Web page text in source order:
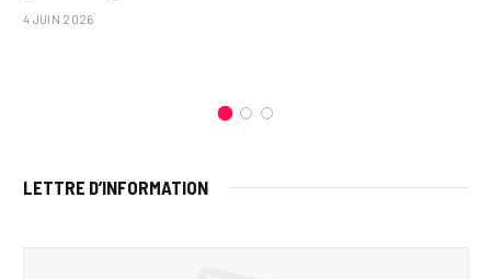
4 JUIN 2026
LETTRE D’INFORMATION